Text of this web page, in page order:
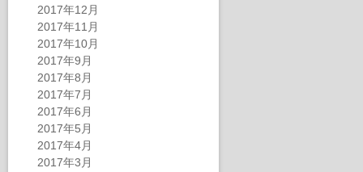
2017年12月
2017年11月
2017年10月
2017年9月
2017年8月
2017年7月
2017年6月
2017年5月
2017年4月
2017年3月